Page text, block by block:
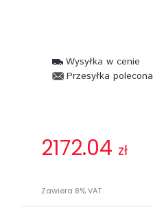
Wysyłka w cenie
Przesyłka polecona
2172.04 zł
Zawiera 8% VAT